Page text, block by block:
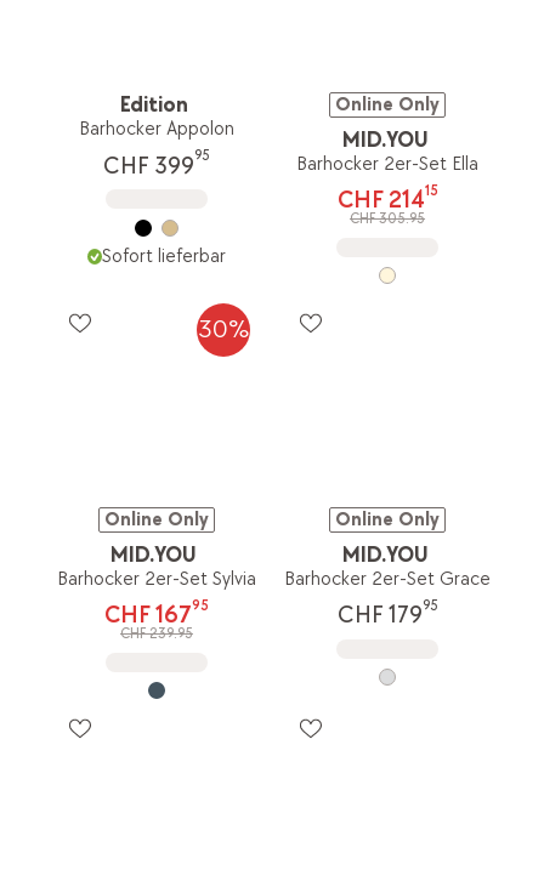
Edition
Barhocker Appolon
CHF 39995
Sofort lieferbar
Online Only
MID.YOU
Barhocker 2er-Set Ella
CHF 21415
CHF 305.95
30%
Online Only
MID.YOU
Barhocker 2er-Set Sylvia
CHF 16795
CHF 239.95
Online Only
MID.YOU
Barhocker 2er-Set Grace
CHF 17995